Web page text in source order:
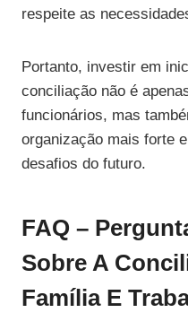
respeite as
Portanto, investir em
conciliação não é
funcionários, mas
organização mais forte
desafios do futuro.
FAQ –
Sobre A
Família E